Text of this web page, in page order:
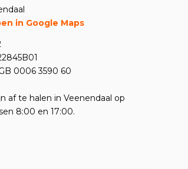
in Google Maps
0006 3590 60
af te halen in Veenendaal op
8:00 en 17:00.